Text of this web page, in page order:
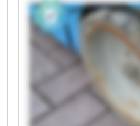
Used Bottling Lines UBL
UBL S.r.l. Used Bottling
Bottling Lines UBL S.r.l.
S.r.l. Used Bottling Lines
Lines UBL S.r.l. Used
Used Bottling Lines
UBL S.r.l. Used Bottling
Bottling Lines UBL S.r.l.